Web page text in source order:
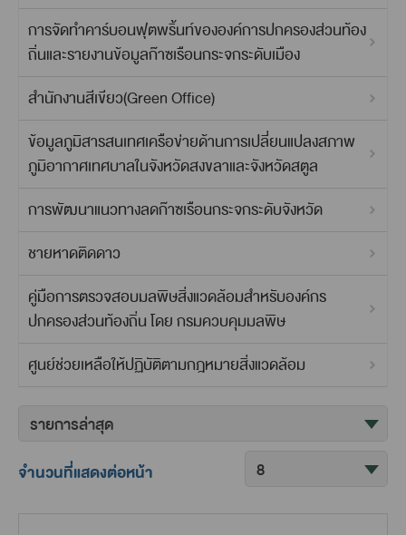
การจัดทำคาร์บอนฟุตพริ้นท์ขององค์การปกครองส่วนท้อง
ถิ่นและรายงานข้อมูลก๊าซเรือนกระจกระดับเมือง
สำนักงานสีเขียว(Green Office)
ข้อมูลภูมิสารสนเทศเครือข่ายด้านการเปลี่ยนแปลงสภาพ
ภูมิอากาศเทศบาลในจังหวัดสงขลาและจังหวัดสตูล
การพัฒนาแนวทางลดก๊าซเรือนกระจกระดับจังหวัด
ชายหาดติดดาว
คู่มือการตรวจสอบมลพิษสิ่งแวดล้อมสำหรับองค์กร
ปกครองส่วนท้องถิ่น โดย กรมควบคุมมลพิษ
ศูนย์ช่วยเหลือให้ปฏิบัติตามกฎหมายสิ่งแวดล้อม
จำนวนที่แสดงต่อหน้า